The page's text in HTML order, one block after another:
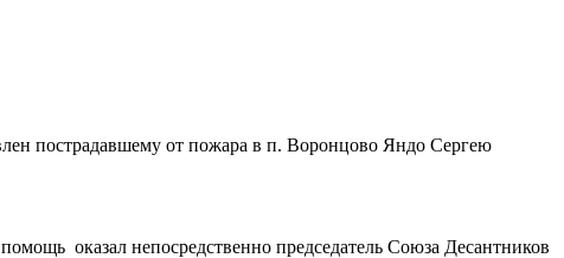
пострадавшему от пожара в п. Воронцово Яндо Сергею
оказал непосредственно председатель Союза Десантников